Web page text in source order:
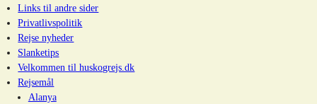
Links til andre sider
Privatlivspolitik
Rejse nyheder
Slanketips
Velkommen til huskogrejs.dk
Rejsemål
Alanya